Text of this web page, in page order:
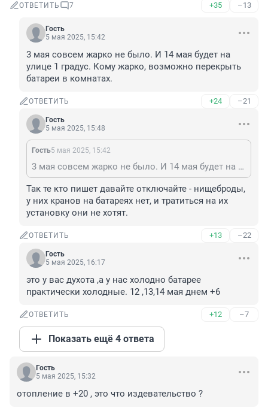
ОТВЕТИТЬ 7 +35 –13
Гость
5 мая 2025, 15:42
3 мая совсем жарко не было. И 14 мая будет на
улице 1 градус. Кому жарко, возможно перекрыть
батареи в комнатах.
ОТВЕТИТЬ +24 –21
Гость
5 мая 2025, 15:48
Гость5 мая 2025, 15:42
3 мая совсем жарко не было. И 14 мая будет на улице 1 градус. Кому жарко, возможно перекрыть батареи в комнатах.
Так те кто пишет давайте отключайте - нищеброды,
у них кранов на батареях нет, и тратиться на их
установку они не хотят.
ОТВЕТИТЬ +13 –22
Гость
5 мая 2025, 16:17
это у вас духота ,а у нас холодно батарее
практически холодные. 12 ,13,14 мая днем +6
ОТВЕТИТЬ +12 –7
Показать ещё 4 ответа
Гость
5 мая 2025, 15:32
отопление в +20 , это что издевательство ?